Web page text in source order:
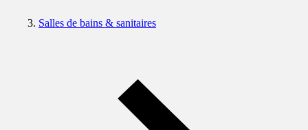
Salles de bains & sanitaires